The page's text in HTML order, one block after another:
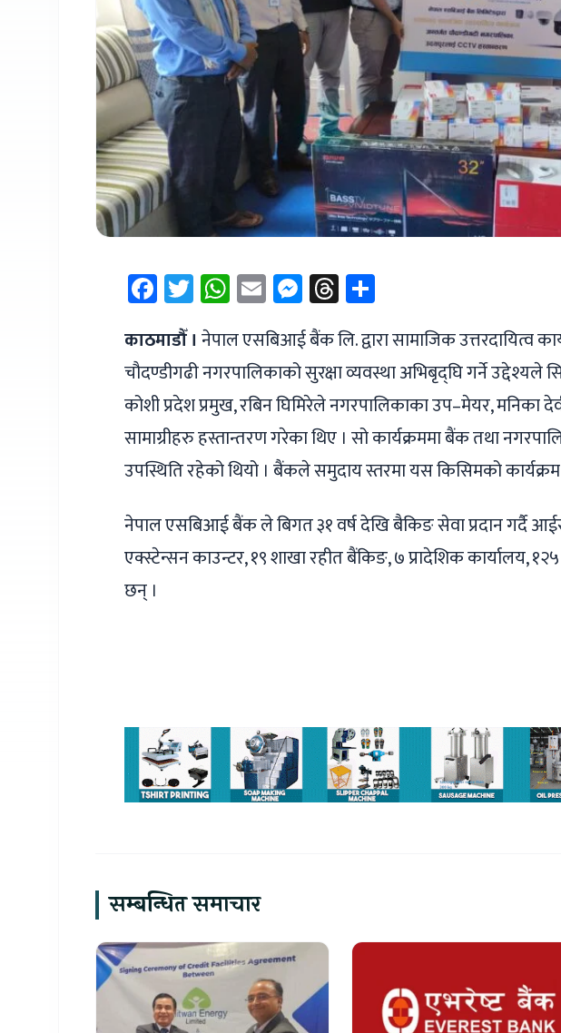
Facebook
Twitter
WhatsApp
EmailMessenger
Threads
काठमाडौँ । नेपाल एसबिआई बैंक लि. द्वारा सामाजिक उत्तरदायित्व
चौदण्डीगढी नगरपालिकाको सुरक्षा व्यवस्था अभिबृद्घि गर्ने
कोशी प्रदेश प्रमुख, रबिन घिमिरेले नगरपालिकाका उप–मेयर, मनिका
सामाग्रीहरु हस्तान्तरण गरेका थिए । सो कार्यक्रममा बैंक तथा
उपस्थिति रहेको थियो । बैंकले समुदाय स्तरमा यस किसिमको
नेपाल एसबिआई बैंक ले बिगत ३१ वर्ष देखि बैकिङ सेवा प्रदान गर्दै
एक्स्टेन्सन काउन्टर, १९ शाखा रहीत बैंकिङ, ७ प्रादेशिक कार्यालय,
छन् ।
सम्बन्धित समाचार